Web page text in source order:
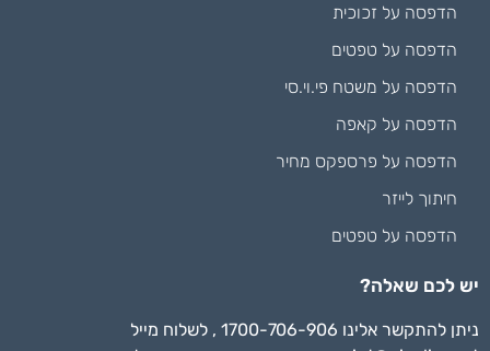
הדפסה על זכוכית
הדפסה על טפטים
הדפסה על משטח פי.וי.סי
הדפסה על קאפה
הדפסה על פרספקס מחיר
חיתוך לייזר
הדפסה על טפטים
יש לכם שאלה?
ניתן להתקשר אלינו 1700-706-906 , לשלוח מייל